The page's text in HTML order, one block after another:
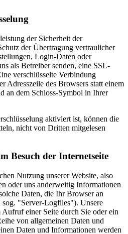
der Sicherheit der
der Übertragung vertraulicher
Login-Daten oder
als Betreiber senden, eine SSL-
verschlüsselte Verbindung
Adresszeile des Browsers statt einem
an dem Schloss-Symbol in Ihrer
aktiviert ist, können die
nicht von Dritten mitgelesen
Besuch der Internetseite
Nutzung unserer Website, also
oder uns anderweitig Informationen
Daten, die Ihr Browser an
sog. "Server-Logfiles"). Unsere
Aufruf einer Seite durch Sie oder ein
von allgemeinen Daten und
Daten und Informationen werden